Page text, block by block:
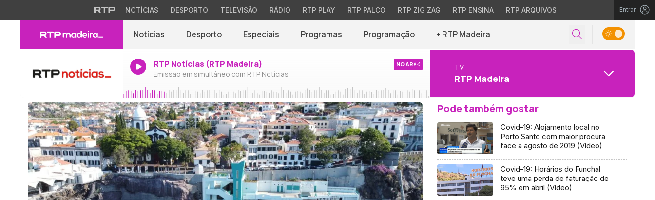
NOTÍCIAS DESPORTO TELEVISÃO RÁDIO RTP PLAY RTP PALCO RTP ZIG ZAG RTP ENSINA RTP ARQUIVOS Entrar
Notícias Desporto Especiais Programas Programação + RTP Madeira
RTP Notícias (RTP Madeira)
Emissão em simultâneo com RTP Notícias
NO AR TV
RTP Madeira
Pode também gostar
Covid-19: Alojamento local no
Porto Santo com maior procura
face a agosto de 2019 (Vídeo)
Covid-19: Horários do Funchal
teve uma perda de faturação de
95% em abril (Vídeo)